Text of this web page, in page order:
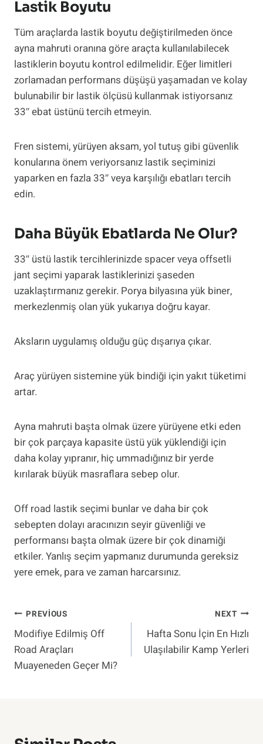
Lastik Boyutu
Tüm araçlarda lastik boyutu değiştirilmeden önce
ayna mahruti oranına göre araçta kullanılabilecek
lastiklerin boyutu kontrol edilmelidir. Eğer limitleri
zorlamadan performans düşüşü yaşamadan ve kolay
bulunabilir bir lastik ölçüsü kullanmak istiyorsanız
33″ ebat üstünü tercih etmeyin.
Fren sistemi, yürüyen aksam, yol tutuş gibi güvenlik
konularına önem veriyorsanız lastik seçiminizi
yaparken en fazla 33″ veya karşılığı ebatları tercih
edin.
Daha Büyük Ebatlarda Ne Olur?
33″ üstü lastik tercihlerinizde spacer veya offsetli
jant seçimi yaparak lastiklerinizi şaseden
uzaklaştırmanız gerekir. Porya bilyasına yük biner,
merkezlenmiş olan yük yukarıya doğru kayar.
Aksların uygulamış olduğu güç dışarıya çıkar.
Araç yürüyen sistemine yük bindiği için yakıt tüketimi
artar.
Ayna mahruti başta olmak üzere yürüyene etki eden
bir çok parçaya kapasite üstü yük yüklendiği için
daha kolay yıpranır, hiç ummadığınız bir yerde
kırılarak büyük masraflara sebep olur.
Off road lastik seçimi bunlar ve daha bir çok
sebepten dolayı aracınızın seyir güvenliği ve
performansı başta olmak üzere bir çok dinamiği
etkiler. Yanlış seçim yapmanız durumunda gereksiz
yere emek, para ve zaman harcarsınız.
Yazı
Gezinmesi
PREVIOUS
Modifiye Edilmiş Off
Road Araçları
Muayeneden Geçer Mi?
NEXT
Hafta Sonu İçin En Hızlı
Ulaşılabilir Kamp Yerleri